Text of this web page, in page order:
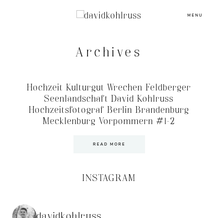
MENU
Archives
Hochzeit Kulturgut Wrechen Feldberger
Seenlandschaft David Kohlruss
Hochzeitsfotograf Berlin Brandenburg
Mecklenburg Vorpommern #1-2
READ MORE
INSTAGRAM